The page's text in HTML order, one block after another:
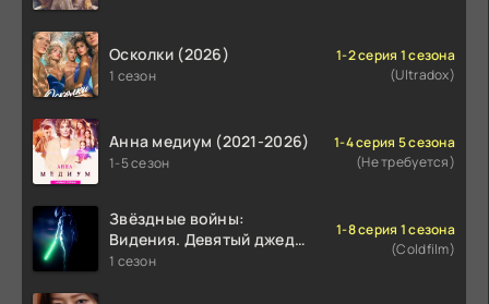
Осколки (2026)
1 сезон
1-2 серия 1 сезона
(Ultradox)
Анна медиум (2021-2026)
1-5 сезон
1-4 серия 5 сезона
(Не требуется)
Звёздные войны:
Видения. Девятый джедай
(2026)
1 сезон
1-8 серия 1 сезона
(Coldfilm)